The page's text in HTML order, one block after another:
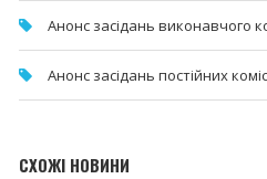
Анонс засідань виконавчого
Анонс засідань постійних
СХОЖІ НОВИНИ